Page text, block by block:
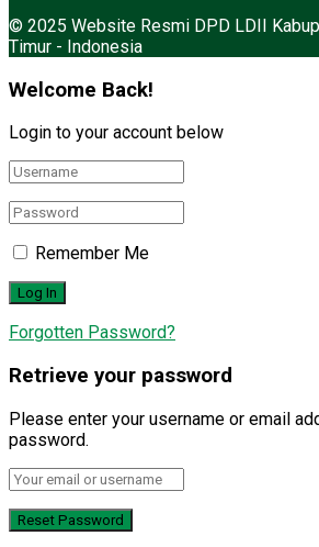
© 2025 Website Resmi DPD LDII
Timur - Indonesia
Welcome Back!
Login to your account below
Remember Me
Forgotten Password?
Retrieve your password
Please enter your username or email
password.